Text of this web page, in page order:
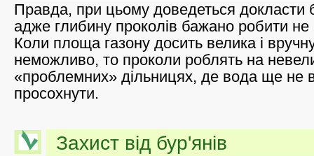
Правда, при цьому доведеться докласти
адже глибину проколів бажано робити
Коли площа газону досить велика і
неможливо, то проколи роблять на
«проблемних» дільницях, де вода ще не
просохнути.
Захист від бур'янів